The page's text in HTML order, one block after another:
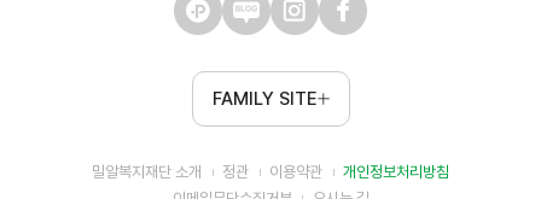
FAMILY SITE
밀알복지재단 소개 정관 이용약관
개인정보처리방침